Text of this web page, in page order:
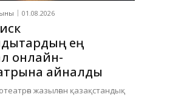
01.08.2026
ең
онлайн-
айналды
жазылған қазақстандық